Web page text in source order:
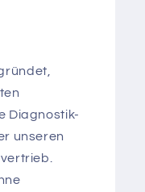
Diagnostik-
unseren